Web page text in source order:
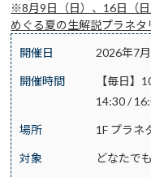
※8月9日（日）、16日（
めぐる夏の生解説プラネタ
開催日
2026年7
開催時間
【毎日】
14:30 /
場所 1F プラネ
対象 どなたでも